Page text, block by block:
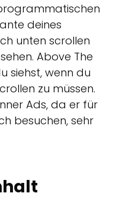
deines
unten scrollen
Above The
siehst, wenn du
zu müssen.
Ads, da er für
besuchen, sehr